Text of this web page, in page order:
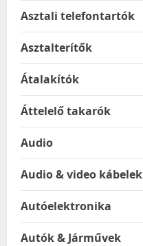
Asztali telefontartók
Asztalterítők
Átalakítók
Áttelelő takarók
Audio
Audio & video kábelek
Autóelektronika
Autók & Járművek